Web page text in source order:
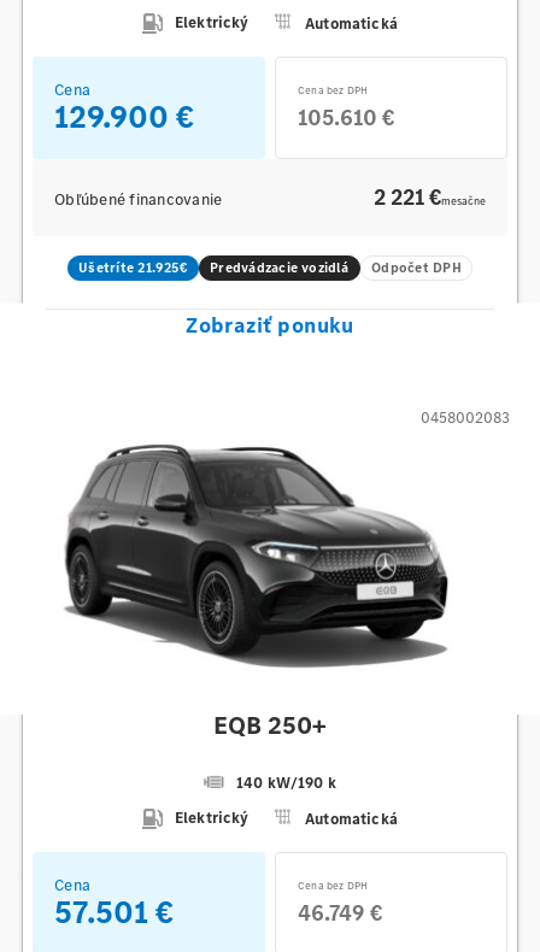
Elektrický
Automatická
Cena
129.900 €
Cena bez DPH
105.610 €
Obľúbené financovanie 2 221 €mesačne
Ušetríte 21.925€ Predvádzacie vozidlá Odpočet DPH
Zobraziť ponuku
EQB 250+
140 kW/190 k
Elektrický
Automatická
0458002083
Cena
57.501 €
Cena bez DPH
46.749 €